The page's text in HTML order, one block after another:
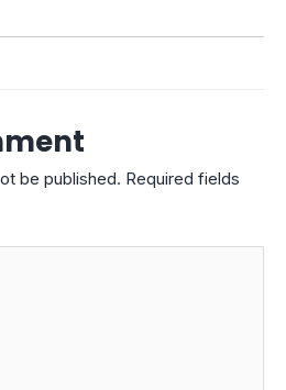
be published. Required fields